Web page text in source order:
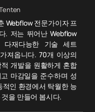
Webflow 전문가이자 프
. 저는 뛰어난 Webflow
재다능한 기술 세트
져옵니다. 70개 이상의
개발을 원활하게 혼합
마감일을 준수하며 성
인 환경에서 탁월한 능
을 만들어 봅시다.